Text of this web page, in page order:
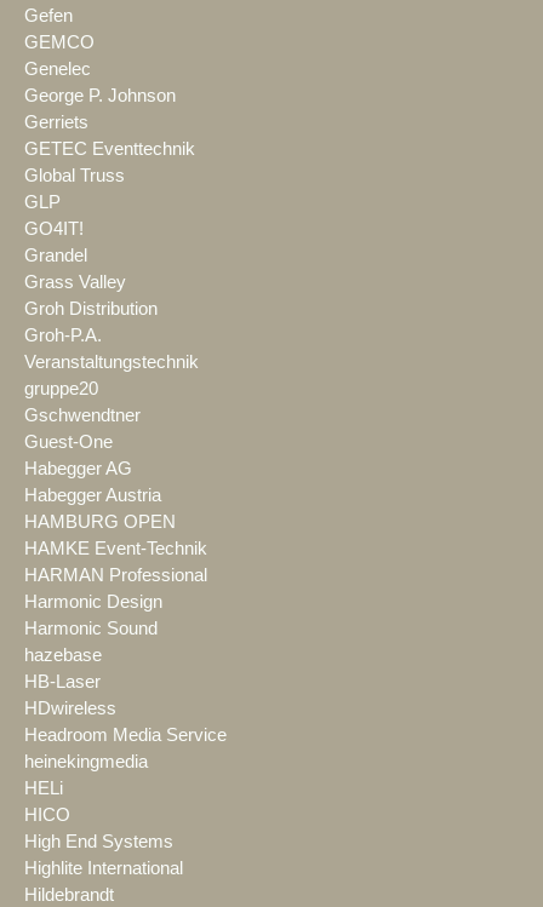
Gefen
GEMCO
Genelec
George P. Johnson
Gerriets
GETEC Eventtechnik
Global Truss
GLP
GO4IT!
Grandel
Grass Valley
Groh Distribution
Groh-P.A.
Veranstaltungstechnik
gruppe20
Gschwendtner
Guest-One
Habegger AG
Habegger Austria
HAMBURG OPEN
HAMKE Event-Technik
HARMAN Professional
Harmonic Design
Harmonic Sound
hazebase
HB-Laser
HDwireless
Headroom Media Service
heinekingmedia
HELi
HICO
High End Systems
Highlite International
Hildebrandt